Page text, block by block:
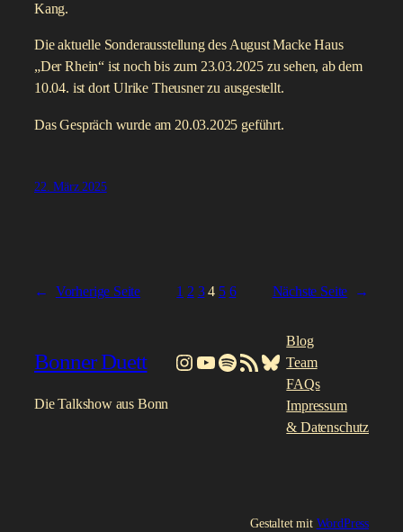
Kang.
Die aktuelle Sonderausstellung des August Macke Haus
„Der Rhein“ ist noch bis zum 23.03.2025 zu sehen, ab dem
10.04. ist dort Ulrike Theusner zu ausgestellt.
Das Gespräch wurde am 20.03.2025 geführt.
22. März 2025
← Vorherige Seite 1 2 3 4 5 6 Nächste Seite →
Bonner Duett
Die Talkshow aus Bonn
Instagram
YouTube
Spotify
RSS-FeedBluesky
Blog
Team
FAQs
Impressum
& Datenschutz
Gestaltet mit WordPress